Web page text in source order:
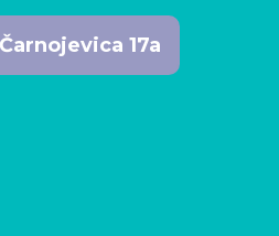
17a